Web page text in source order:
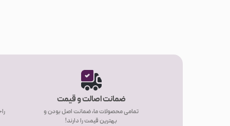
ضمانت اصالت و قیمت
تمامی محصولات ما، ضمانت اصل بودن و
بهترین قیمت را دارند!